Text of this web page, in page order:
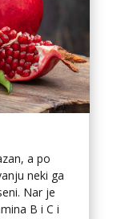
a po
neki ga
Nar je
B i C i